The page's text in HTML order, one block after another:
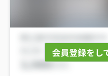
会員登録をし